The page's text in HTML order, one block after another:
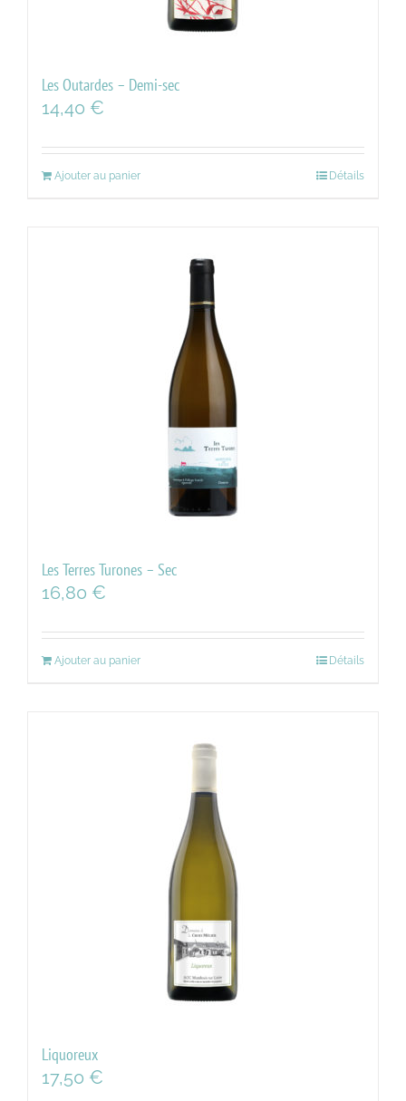
Les Outardes – Demi-sec
14,40 €
Ajouter au panier Détails
Les Terres Turones – Sec
16,80 €
Ajouter au panier Détails
Liquoreux
17,50 €